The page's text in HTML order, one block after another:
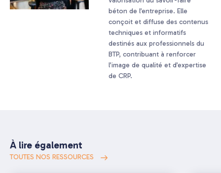
béton de l’entreprise. Elle
conçoit et diffuse des contenus
techniques et informatifs
destinés aux professionnels du
BTP, contribuant à renforcer
l’image de qualité et d’expertise
de CRP.
À lire également
TOUTES NOS RESSOURCES